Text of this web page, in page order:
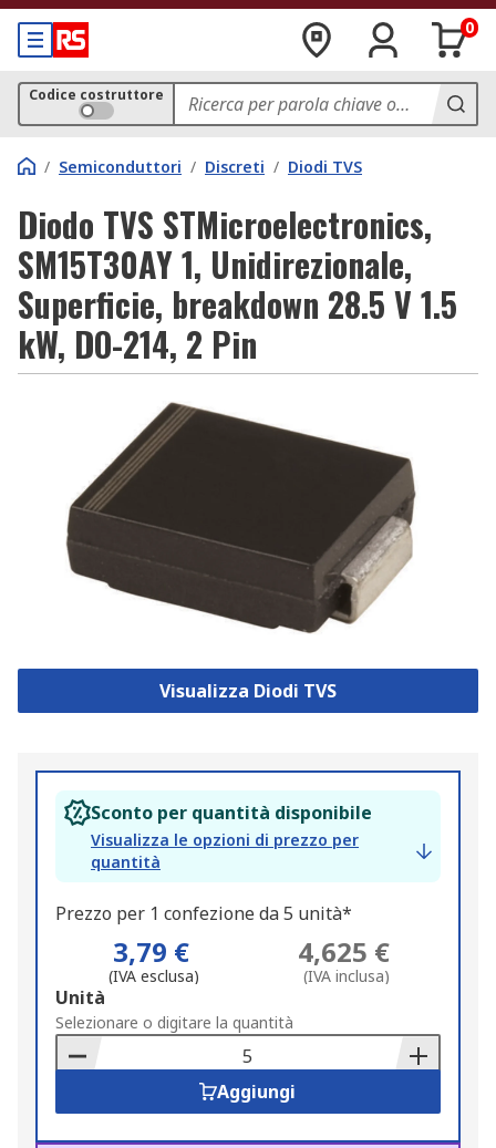
0
Codice costruttore
/ Semiconduttori / Discreti / Diodi TVS
Diodo TVS STMicroelectronics,
SM15T30AY 1, Unidirezionale,
Superficie, breakdown 28.5 V 1.5
kW, DO-214, 2 Pin
Visualizza Diodi TVS
Sconto per quantità disponibile
Visualizza le opzioni di prezzo per
quantità
Prezzo per 1 confezione da 5 unità*
3,79 €
(IVA esclusa)
4,625 €
(IVA inclusa)
Add
to
Basket
Unità
Selezionare o digitare la quantità
Aggiungi